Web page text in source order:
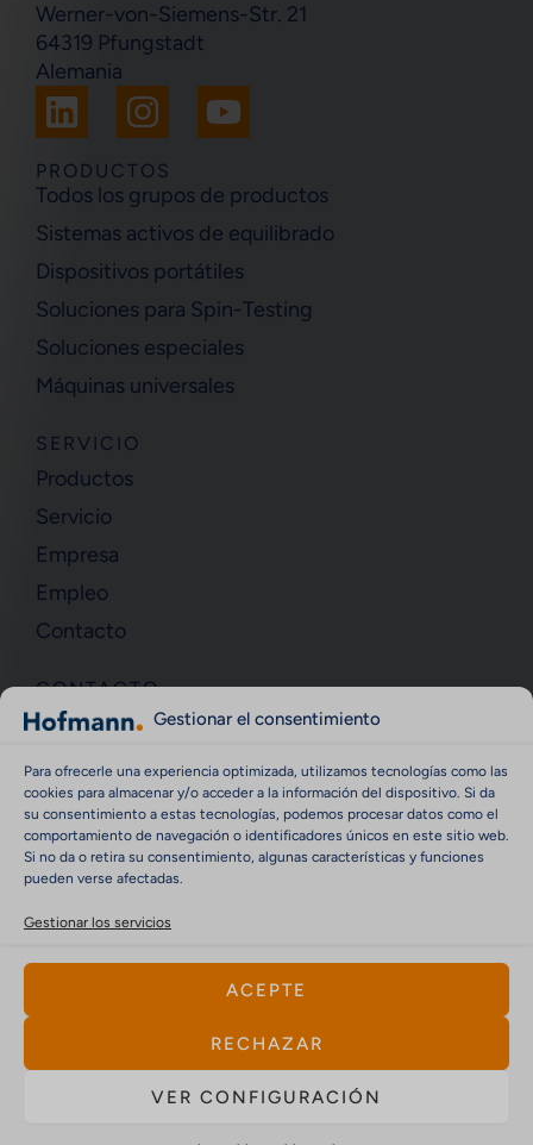
Gestionar el consentimiento
Para ofrecerle una experiencia optimizada, utilizamos tecnologías como las
cookies para almacenar y/o acceder a la información del dispositivo. Si da
su consentimiento a estas tecnologías, podemos procesar datos como el
comportamiento de navegación o identificadores únicos en este sitio web.
Si no da o retira su consentimiento, algunas características y funciones
pueden verse afectadas.
Gestionar los servicios
ACEPTE
RECHAZAR
VER CONFIGURACIÓN
Werner-von-Siemens-Str. 21
64319 Pfungstadt
Alemania
L
i
n
k
e
d
i
n
I
n
s
t
a
g
r
a
m
Y
o
t
u
b
e
PRODUCTOS
Todos los grupos de productos
Sistemas activos de equilibrado
Dispositivos portátiles
Soluciones para Spin-Testing
Soluciones especiales
Máquinas universales
SERVICIO
Productos
Servicio
Empresa
Empleo
Contacto
CONTACTO
Contacto
Aviso legal
Protección de datos
Directiva sobre cookies (UE)
Política de información sobre ciberseguridad y
Hofmann Mess- und Auswuchttechnik GmbH &